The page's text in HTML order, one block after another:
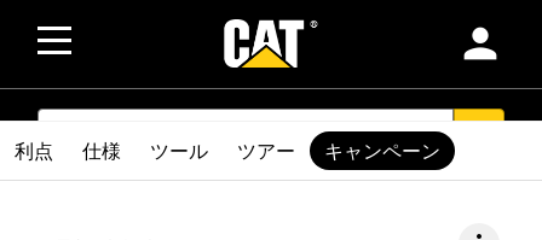
person
SEARCH
利点 仕様 ツール ツアー キャンペーン